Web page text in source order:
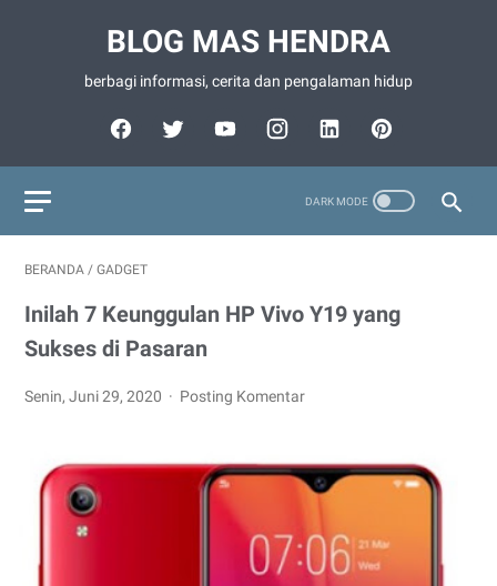
BLOG MAS HENDRA
berbagi informasi, cerita dan pengalaman hidup
BERANDA / GADGET
Inilah 7 Keunggulan HP Vivo Y19 yang
Sukses di Pasaran
Senin, Juni 29, 2020 Posting Komentar